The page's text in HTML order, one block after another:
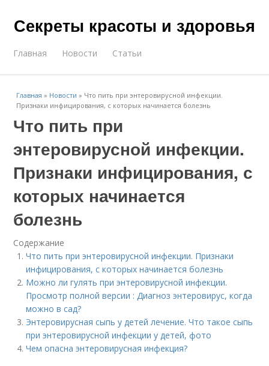
Секреты красоты и здоровья
Главная Новости Статьи
Главная » Новости » Что пить при энтеровирусной инфекции.
Признаки инфицирования, с которых начинается болезнь
Что пить при
энтеровирусной инфекции.
Признаки инфицирования, с
которых начинается
болезнь
Содержание
Что пить при энтеровирусной инфекции. Признаки
инфицирования, с которых начинается болезнь
Можно ли гулять при энтеровирусной инфекции.
Просмотр полной версии : Диагноз энтеровирус, когда
можно в сад?
Энтеровирусная сыпь у детей лечение. Что такое сыпь
при энтеровирусной инфекции у детей, фото
Чем опасна энтеровирусная инфекция?